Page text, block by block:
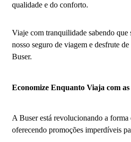
qualidade e do conforto.
Viaje com tranquilidade sabendo que
nosso seguro de viagem e desfrute
Buser.
Economize Enquanto Viaja com
A Buser está revolucionando a
oferecendo promoções imperdíveis